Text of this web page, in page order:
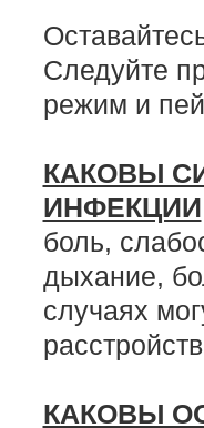
Следуйте
режим и
КАКОВЫ
ИНФЕКЦИИ
боль,
дыхание,
случаях
КАКОВЫ